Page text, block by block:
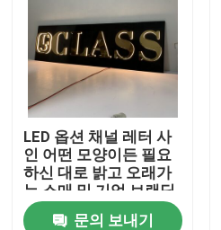
제품
우리에 대하여
공장 여행
품질 관리
LED 옵션 채널 레터 사
인 어떤 모양이든 필요
하신 대로 밝고 오래가
는 소매 및 기업 브랜딩
용 사인
문의 보내기